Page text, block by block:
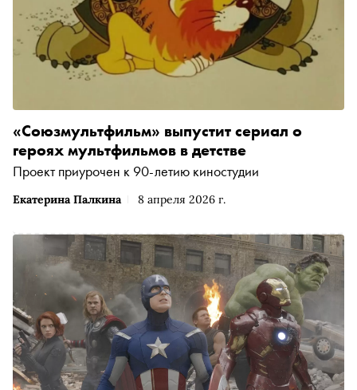
Екатерина Палкина 8 апреля 2026 г.
«Союзмультфильм» выпустит сериал о
героях мультфильмов в детстве
Проект приурочен к 90-летию киностудии